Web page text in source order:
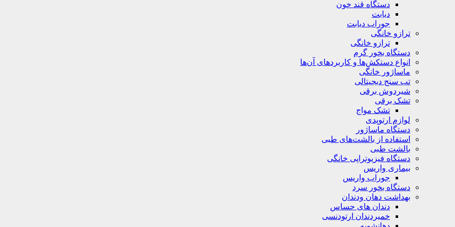
دستگاه قند خون
دیابت
جوراب دیابت
ترازو خانگی
ترازو خانگی
دستگاه بخور گرم
انواع دستکش‌ها و کاربردهای آن‌ها
ماساژور خانگی
تب سنج دیجیتالی
شیردوش برقی
تشک برقی
تشک مواج
لوازم ارتوپدی
دستگاه ماساژور
استفاده از بالشت‌های طبی
بالشت‌ طبی
دستگاه فیزیوتراپی خانگی
بیماری واریس
جوراب واریس
دستگاه‌ بخور سرد
بهداشت دهان ودندان
دندان های حساس
خمیردندان ارتودنسی